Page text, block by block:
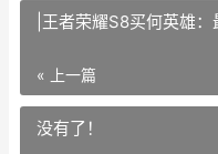
|王者荣耀S8买何英雄：
« 上一篇
没有了！